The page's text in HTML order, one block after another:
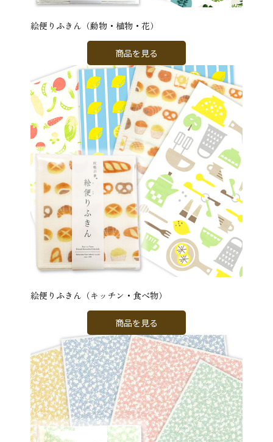
絵便りふきん（動物・植物・花）
商品を見る
絵便りふきん（キッチン・食べ物）
商品を見る